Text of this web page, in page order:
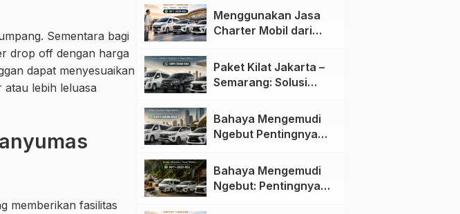
Sementara bagi
drop off dengan harga
dapat menyesuaikan
lebih leluasa
memberikan fasilitas
Menggunakan Jasa
Charter Mobil dari
Nyaman dan Fleksibel
Paket Kilat Jakarta –
Semarang: Solusi
Efisien
Bahaya Mengemudi
Ngebut Pentingnya
raya
Bahaya Mengemudi
Ngebut: Pentingnya